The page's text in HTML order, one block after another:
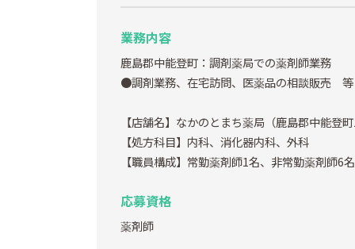
業務内容
鹿島郡中能登町：調剤薬局での薬剤師業務
●調剤業務、在宅訪問、医薬品の相談販売 等
【店舗名】なかのとまち薬局（鹿島郡中能登町
【処方科目】内科、消化器内科、外科
【職員構成】常勤薬剤師1名、非常勤薬剤師6名
応募資格
薬剤師